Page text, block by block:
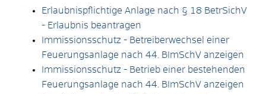
Erlaubnispflichtige Anlage nach § 18 BetrSichV
- Erlaubnis beantragen
Immissionsschutz - Betreiberwechsel einer
Feuerungsanlage nach 44. BImSchV anzeigen
Immissionsschutz - Betrieb einer bestehenden
Feuerungsanlage nach 44. BImSchV anzeigen